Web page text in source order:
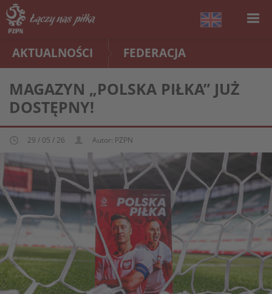
AKTUALNOŚCI FEDERACJA
MAGAZYN „POLSKA PIŁKA” JUŻ
DOSTĘPNY!
29 / 05 / 26 Autor: PZPN